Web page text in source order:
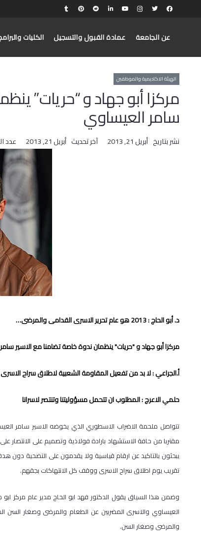
عن الجامعة عمادة القبول والتسجيل الكليات
الهيئة الاكاديمية والموظفين
مركزا أبو جهاد و “حريات”
سامر العيساوي
نشر بتاريخ أبريل 21, 2013 آخر تحديث أبريل 21, 2013 عدد
د. أبو الحاج : 2013 هو عام تحرير الاسرى القدامى والمرضى…
مركزا أبو جهاد و "حريات" ينظمان ندوة خاصة تضامنا مع الاسير
أ.الجراعي : لا بد من تفعيل المقاومة الشعبية لاطلاق سراح
حلمي الاعرج : المطلوب ان تتحمل مسؤوليتنا وتنتصر لاسرانا
تتواصل ملحمة الاضراب الاسطوري الذي يخوضه الاسير سامر
مقتربا من حافة الاستشهاد بارادة فولاذية وتصميم على الانتصار
يبحثون بالتاكيد عن ارقام قياسية ولا يقدمون على التضحية دون
تقريب يوم اطلاق سراح الاسرى ووقف كل الانتهاكات بجقهم.
وضمن هذا السياق يقول الدكتور فهد ابو الحاج مدير عام مركز
العيساوي والاسرى المضربين عن الطعام والمرضى وصغار السن
والمرضى وصغار السن.